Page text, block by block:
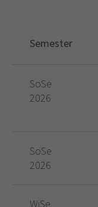
Semester
SoSe
2026
SoSe
2026
WiSe